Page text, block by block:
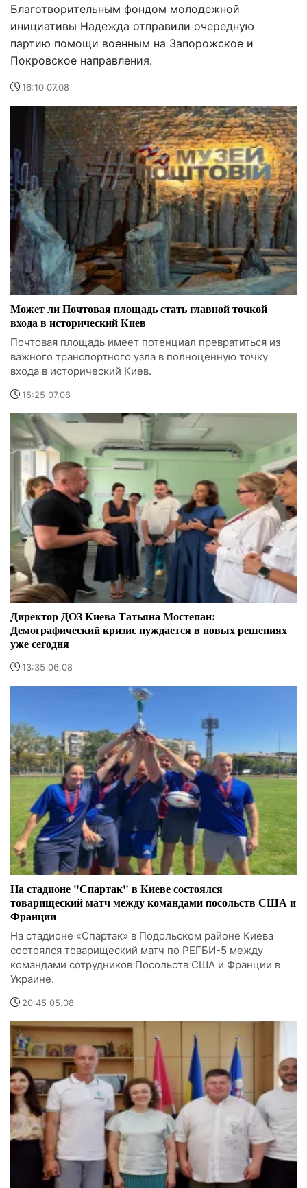
Благотворительным фондом молодежной
инициативы Надежда отправили очередную
партию помощи военным на Запорожское и
Покровское направления.
16:10 07.08
Может ли Почтовая площадь стать главной точкой
входа в исторический Киев
Почтовая площадь имеет потенциал превратиться из
важного транспортного узла в полноценную точку
входа в исторический Киев.
15:25 07.08
Директор ДОЗ Киева Татьяна Мостепан:
Демографический кризис нуждается в новых решениях
уже сегодня
13:35 06.08
На стадионе "Спартак" в Киеве состоялся
товарищеский матч между командами посольств США и
Франции
На стадионе «Спартак» в Подольском районе Киева
состоялся товарищеский матч по РЕГБИ-5 между
командами сотрудников Посольств США и Франции в
Украине.
20:45 05.08